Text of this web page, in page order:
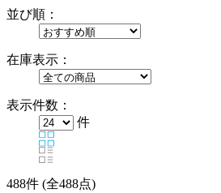
並び順：
在庫表示：
表示件数：
件
488件 (全488点)